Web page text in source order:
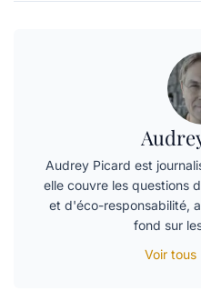
Audrey Picard est
elle couvre les questions
et d'éco-responsabilité,
fond sur
Voir tous